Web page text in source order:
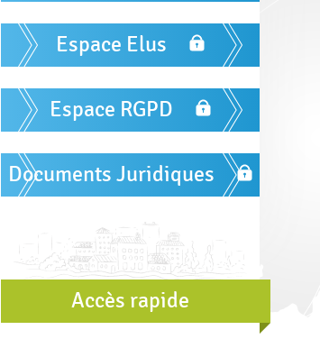
u
a
e
d
e
Espace Elus
Espace RGPD
Documents Juridiques
Accès rapide